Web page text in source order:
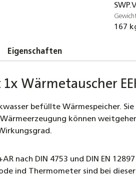
167
Eigenschaften
Wärmetauscher
befüllte Wärmespeicher.
können
nach DIN 4753 und DIN EN
ind Thermometer sind bei